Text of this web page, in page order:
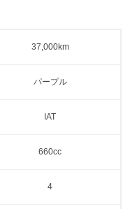
37,000km
パープル
IAT
660cc
4